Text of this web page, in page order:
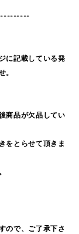
に記載している発
。
商品が欠品してい
をとらせて頂きま
ので、ご了承下さ